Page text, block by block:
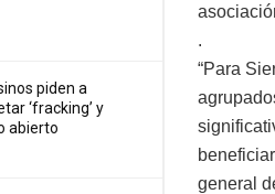
piden a
‘fracking’ y
abierto
.
“Para
general